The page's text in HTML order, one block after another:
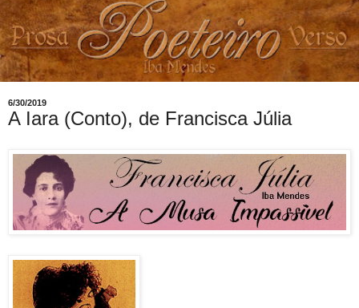
6/30/2019
A Iara (Conto), de Francisca Júlia